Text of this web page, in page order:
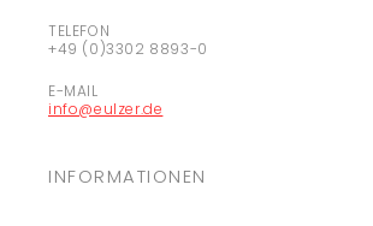
TELEFON
+49 (0)3302 8893-0
E-MAIL
info@eulzer.de
INFORMATIONEN